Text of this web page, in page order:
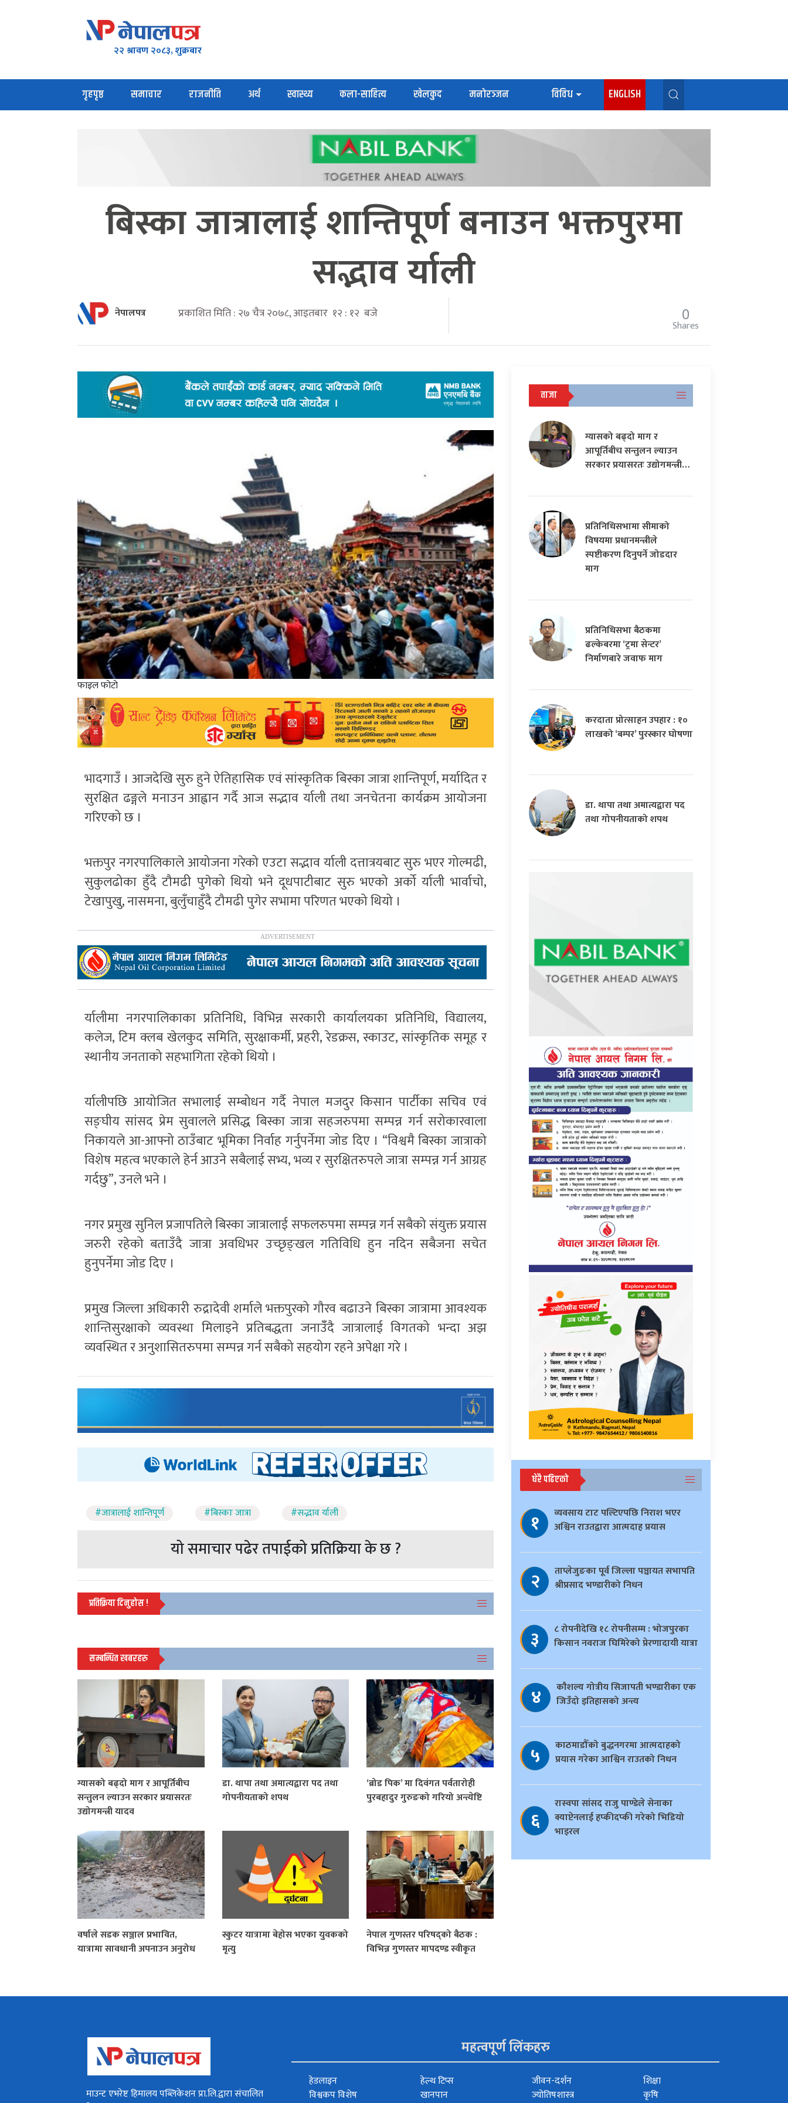
२२ श्रावण २०८३, शुक्रबार
गृहपृष्ठ समाचार राजनीति अर्थ स्वास्थ्य कला-साहित्य खेलकुद मनोरञ्जन विविध ENGLISH
बिस्का जात्रालाई शान्तिपूर्ण बनाउन भक्तपुरमा
सद्भाव र्याली
नेपालपत्र प्रकाशित मिति : २७ चैत्र २०७८, आइतबार १२ : १२ बजे 0
Shares
फाइल फोटो
भादगाउँ । आजदेखि सुरु हुने ऐतिहासिक एवं सांस्कृतिक बिस्का जात्रा शान्तिपूर्ण, मर्यादित र
सुरक्षित ढङ्गले मनाउन आह्वान गर्दै आज सद्भाव र्याली तथा जनचेतना कार्यक्रम आयोजना
गरिएको छ ।
भक्तपुर नगरपालिकाले आयोजना गरेको एउटा सद्भाव र्याली दत्तात्रयबाट सुरु भएर गोल्मढी,
सुकुलढोका हुँदै टौमढी पुगेको थियो भने दूधपाटीबाट सुरु भएको अर्को र्याली भार्वाचो,
टेखापुखु, नासमना, बुलुँचाहुँदै टौमढी पुगेर सभामा परिणत भएको थियो ।
र्यालीमा नगरपालिकाका प्रतिनिधि, विभिन्न सरकारी कार्यालयका प्रतिनिधि, विद्यालय,
कलेज, टिम क्लब खेलकुद समिति, सुरक्षाकर्मी, प्रहरी, रेडक्रस, स्काउट, सांस्कृतिक समूह र
स्थानीय जनताको सहभागिता रहेको थियो ।
र्यालीपछि आयोजित सभालाई सम्बोधन गर्दै नेपाल मजदुर किसान पार्टीका सचिव एवं
सङ्घीय सांसद प्रेम सुवालले प्रसिद्ध बिस्का जात्रा सहजरुपमा सम्पन्न गर्न सरोकारवाला
निकायले आ-आफ्नो ठाउँबाट भूमिका निर्वाह गर्नुपर्नेमा जोड दिए । “विश्वमै बिस्का जात्राको
विशेष महत्व भएकाले हेर्न आउने सबैलाई सभ्य, भव्य र सुरक्षितरुपले जात्रा सम्पन्न गर्न आग्रह
गर्दछु”, उनले भने ।
नगर प्रमुख सुनिल प्रजापतिले बिस्का जात्रालाई सफलरुपमा सम्पन्न गर्न सबैको संयुक्त प्रयास
जरुरी रहेको बताउँदै जात्रा अवधिभर उच्छृङ्खल गतिविधि हुन नदिन सबैजना सचेत
हुनुपर्नेमा जोड दिए ।
प्रमुख जिल्ला अधिकारी रुद्रादेवी शर्माले भक्तपुरको गौरव बढाउने बिस्का जात्रामा आवश्यक
शान्तिसुरक्षाको व्यवस्था मिलाइने प्रतिबद्धता जनाउँँदै जात्रालाई विगतको भन्दा अझ
व्यवस्थित र अनुशासितरुपमा सम्पन्न गर्न सबैको सहयोग रहने अपेक्षा गरे ।
#जात्रालाई शान्तिपूर्ण #बिस्काः जात्रा #सद्भाव र्याली
यो समाचार पढेर तपाईको प्रतिक्रिया के छ ?
प्रतिक्रिया दिनुहोस !
सम्बन्धित खबरहरु
ग्यासको बढ्दो माग र आपूर्तिबीच
सन्तुलन ल्याउन सरकार प्रयासरतः
उद्योगमन्त्री यादव
डा. थापा तथा अमात्यद्वारा पद तथा
गोपनीयताको शपथ
‘ब्रोड पिक’ मा दिवंगत पर्वतारोही
पुरबहादुर गुरुङको गरियो अन्त्येष्टि
वर्षाले सडक सञ्जाल प्रभावित,
यात्रामा सावधानी अपनाउन अनुरोध
स्कुटर यात्रामा बेहोस भएका युवकको
मृत्यु
नेपाल गुणस्तर परिषद्को बैठक :
विभिन्न गुणस्तर मापदण्ड स्वीकृत
ताजा
ग्यासको बढ्दो माग र
आपूर्तिबीच सन्तुलन ल्याउन
सरकार प्रयासरतः उद्योगमन्त्री…
प्रतिनिधिसभामा सीमाको
विषयमा प्रधानमन्त्रीले
स्पष्टीकरण दिनुपर्ने जोडदार
माग
प्रतिनिधिसभा बैठकमा
ढल्केबरमा ‘ट्रमा सेन्टर’
निर्माणबारे जवाफ माग
करदाता प्रोत्साहन उपहार : १०
लाखको ‘बम्पर’ पुरस्कार घोषणा
डा. थापा तथा अमात्यद्वारा पद
तथा गोपनीयताको शपथ
धेरै पढिएको
१
व्यवसाय टाट पल्टिएपछि निराश भएर
अश्विन राउतद्वारा आत्मदाह प्रयास
२
ताप्लेजुङका पूर्व जिल्ला पञ्चायत सभापति
श्रीप्रसाद भण्डारीको निधन
३
८ रोपनीदेखि १८ रोपनीसम्म : भोजपुरका
किसान नवराज घिमिरेको प्रेरणादायी यात्रा
४
काैशल्य गोत्रीय सिजापती भण्डारीका एक
जिउँदो इतिहासको अन्त्य
५
काठमाडौँको बुद्धनगरमा आत्मदाहको
प्रयास गरेका आश्विन राउतको निधन
६
रास्वपा सांसद राजु पाण्डेले सेनाका
क्याप्टेनलाई हप्कीदप्की गरेको भिडियो
भाइरल
माउन्ट एभरेष्ट हिमालय पब्लिकेशन प्रा.लि.द्वारा संचालित
महत्वपूर्ण लिंकहरु
हेडलाइन
विश्वकप विशेष
हेल्थ टिप्स
खानपान
जीवन-दर्शन
ज्योतिषशास्त्र
शिक्षा
कृषि